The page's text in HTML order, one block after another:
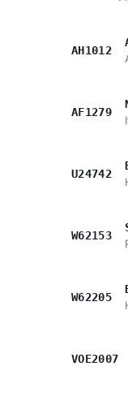
AH1012
AF1279
U24742
W62153
W62205
VOE2007